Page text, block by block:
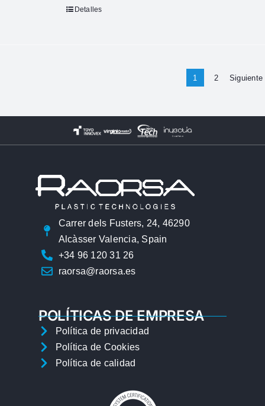
Detalles
1 2 Siguiente
Carrer dels Fusters, 24, 46290
Alcàsser Valencia, Spain
+34 96 120 31 26
raorsa@raorsa.es
POLÍTICAS DE EMPRESA
Política de privacidad
Política de Cookies
Política de calidad